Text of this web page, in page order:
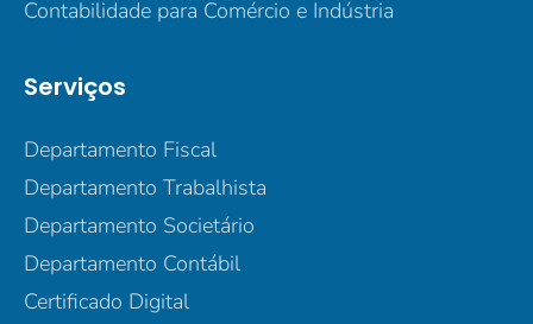
Contabilidade para Comércio e Indústria
Serviços
Departamento Fiscal
Departamento Trabalhista
Departamento Societário
Departamento Contábil
Certificado Digital